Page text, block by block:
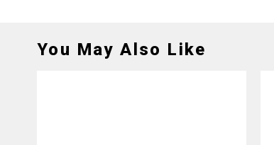
You May Also Like